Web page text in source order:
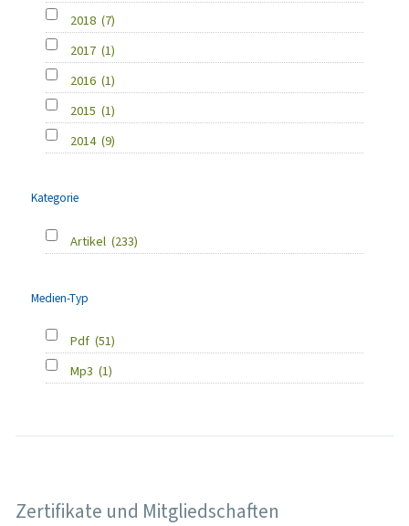
2018 (7)
2017 (1)
2016 (1)
2015 (1)
2014 (9)
Kategorie
Artikel (233)
Medien-Typ
Pdf (51)
Mp3 (1)
Zertifikate und Mitgliedschaften